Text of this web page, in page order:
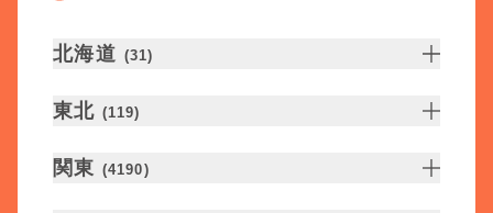
北海道 (31)
東北 (119)
関東 (4190)